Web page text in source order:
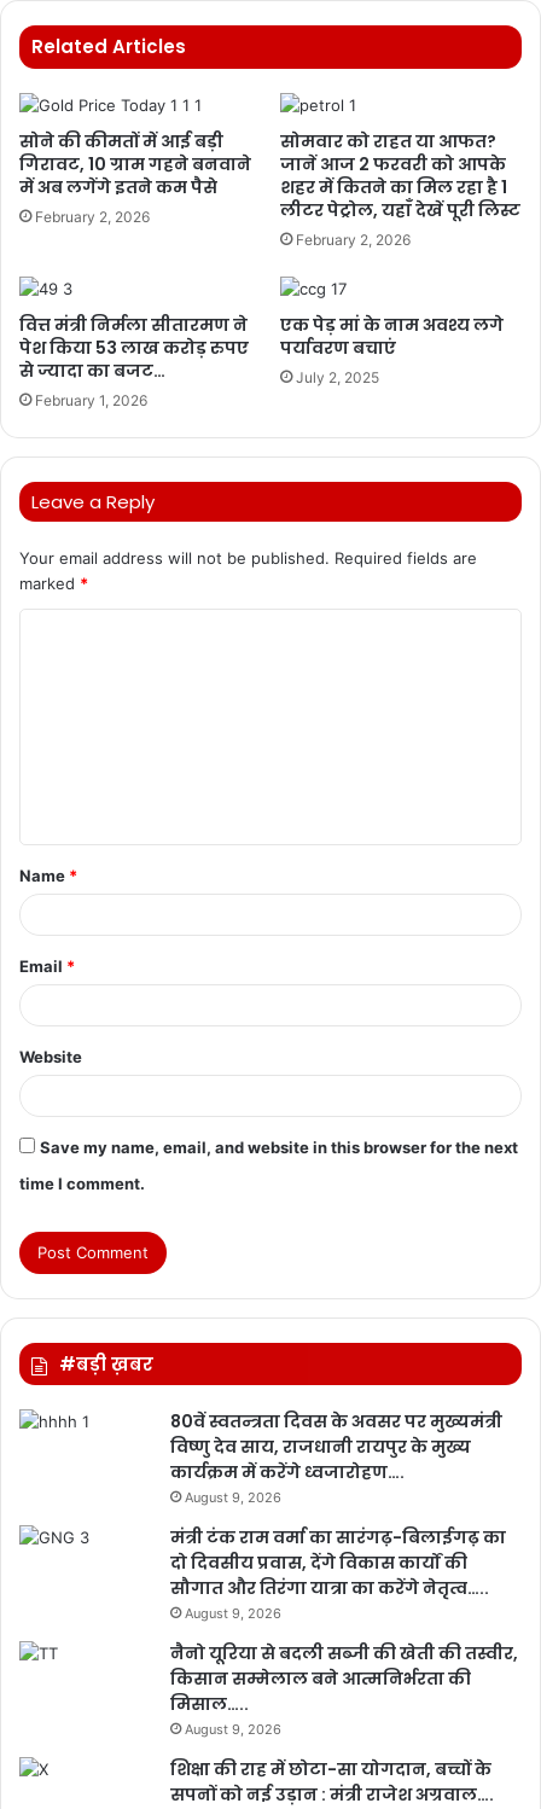
Related Articles
सोने की कीमतों में आई बड़ी
गिरावट, 10 ग्राम गहने बनवाने
में अब लगेंगे इतने कम पैसे
February 2, 2026
सोमवार को राहत या आफत?
जानें आज 2 फरवरी को आपके
शहर में कितने का मिल रहा है 1
लीटर पेट्रोल, यहाँ देखें पूरी लिस्ट
February 2, 2026
वित्त मंत्री निर्मला सीतारमण ने
पेश किया 53 लाख करोड़ रुपए
से ज्यादा का बजट…
February 1, 2026
एक पेड़ मां के नाम अवश्य लगे
पर्यावरण बचाएं
July 2, 2025
Leave a Reply
Your email address will not be published. Required fields are
marked *
t
*
Name *
Email *
Website
Save my name, email, and website in this browser for the next
time I comment.
#बड़ी ख़बर
80वें स्वतन्त्रता दिवस के अवसर पर मुख्यमंत्री
विष्णु देव साय, राजधानी रायपुर के मुख्य
कार्यक्रम में करेंगे ध्वजारोहण….
August 9, 2026
मंत्री टंक राम वर्मा का सारंगढ़-बिलाईगढ़ का
दो दिवसीय प्रवास, देंगे विकास कार्यों की
सौगात और तिरंगा यात्रा का करेंगे नेतृत्व…..
August 9, 2026
नैनो यूरिया से बदली सब्जी की खेती की तस्वीर,
किसान सम्मेलाल बने आत्मनिर्भरता की
मिसाल…..
August 9, 2026
शिक्षा की राह में छोटा-सा योगदान, बच्चों के
सपनों को नई उड़ान : मंत्री राजेश अग्रवाल….